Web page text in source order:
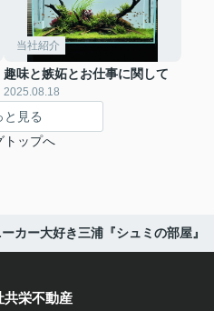
当社紹介
趣味と嫉妬とお仕事に関して
2025.08.18
と見る
トップへ
カー大好き三浦『シュミの部屋』
共栄不動産